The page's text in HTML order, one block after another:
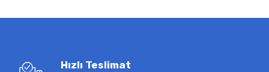
Hızlı Teslimat